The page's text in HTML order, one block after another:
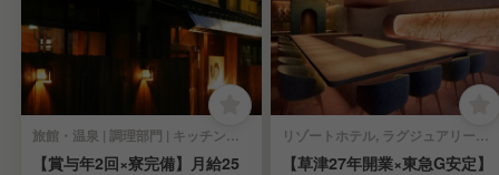
旅館・温泉 | 調理部門 | キッチンスタッフ
【賞与年2回×寮完備】月給25
リゾートホテル, ラグジュアリーホテル, 旅館・温泉 | 調理部門 | キッチンスタッフ
【草津27年開業×東急G安定】